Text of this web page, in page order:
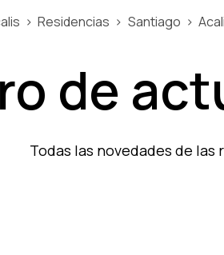
Residencias Santiago
de
Todas las novedades de las